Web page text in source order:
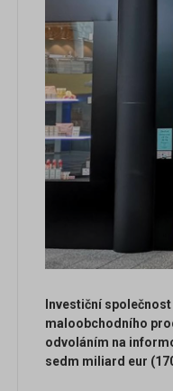
Investiční
maloobchodního
odvoláním na
sedm miliard eur